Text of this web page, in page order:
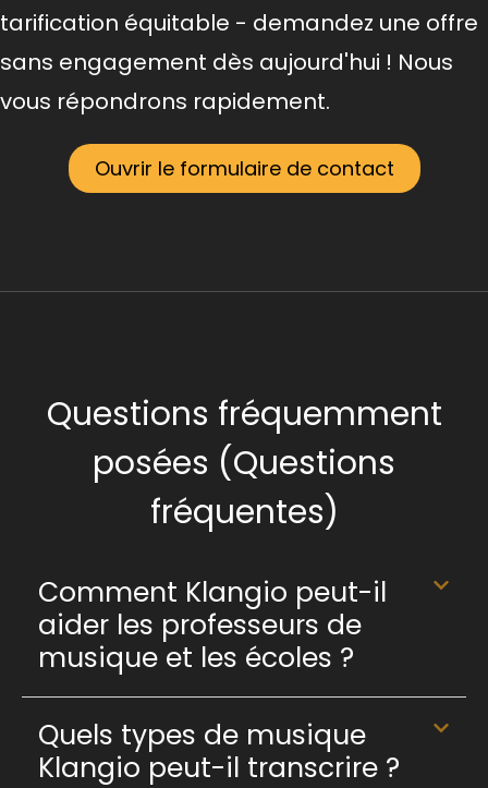
tarification équitable - demandez une offre
sans engagement dès aujourd'hui ! Nous
vous répondrons rapidement.
Ouvrir le formulaire de contact
Questions fréquemment
posées (Questions
fréquentes)
Comment Klangio peut-il
aider les professeurs de
musique et les écoles ?
Quels types de musique
Klangio peut-il transcrire ?